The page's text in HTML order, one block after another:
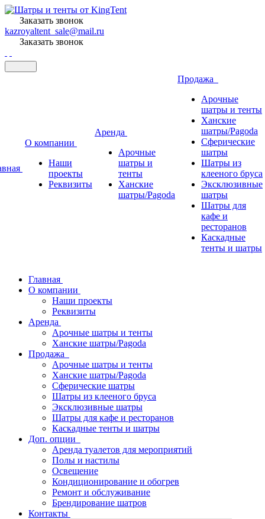
Заказать звонок
kazroyaltent_sale@mail.ru
Заказать звонок
О компании
Наши
проекты
Реквизиты
Аренда
Арочные
шатры и
тенты
Ханские
шатры/Pagoda
Продажа
Арочные
шатры и тенты
Ханские
шатры/Pagoda
Сферические
шатры
Шатры из
клееного бруса
Эксклюзивные
шатры
Шатры для
кафе и
ресторанов
Каскадные
тенты и шатры
Главная
О компании
Наши проекты
Реквизиты
Аренда
Арочные шатры и тенты
Ханские шатры/Pagoda
Продажа
Арочные шатры и тенты
Ханские шатры/Pagoda
Сферические шатры
Шатры из клееного бруса
Эксклюзивные шатры
Шатры для кафе и ресторанов
Каскадные тенты и шатры
Доп. опции
Аренда туалетов для мероприятий
Полы и настилы
Освещение
Кондиционирование и обогрев
Ремонт и обслуживание
Брендирование шатров
Контакты